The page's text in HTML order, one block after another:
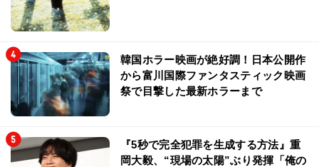
韓国ホラー映画が絶好調！日本公開作
から富川国際ファンタスティック映画
祭で目撃した最新ホラーまで
『5秒で完全犯罪を生成する方法』重
岡大毅、“現場の太陽”ぶり発揮「俺の